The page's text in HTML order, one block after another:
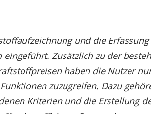
und die Erfassung
Zusätzlich zu der
haben die Nutzer
zuzugreifen. Dazu
Kriterien und die Erstellung